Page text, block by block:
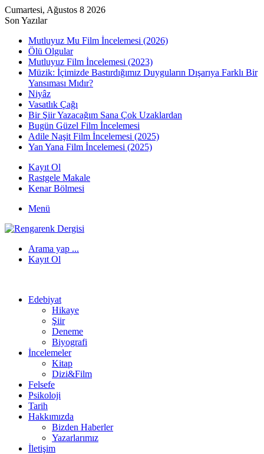
Cumartesi, Ağustos 8 2026
Son Yazılar
Mutluyuz Mu Film İncelemesi (2026)
Ölü Olgular
Mutluyuz Film İncelemesi (2023)
Müzik: İçimizde Bastırdığımız Duyguların Dışarıya Farklı Bir
Yansıması Mıdır?
Niyâz
Vasatlık Çağı
Bir Şiir Yazacağım Sana Çok Uzaklardan
Bugün Güzel Film İncelemesi
Adile Naşit Film İncelemesi (2025)
Yan Yana Film İncelemesi (2025)
Kayıt Ol
Rastgele Makale
Kenar Bölmesi
Menü
Arama yap ...
Kayıt Ol
Edebiyat
Hikaye
Şiir
Deneme
Biyografi
İncelemeler
Kitap
Dizi&Film
Felsefe
Psikoloji
Tarih
Hakkımızda
Bizden Haberler
Yazarlarımız
İletişim